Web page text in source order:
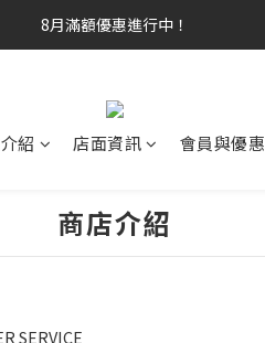
8月滿額優惠進行中！
紹 店面資訊 會員與優惠
商店介紹
SERVICE